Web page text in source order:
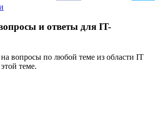
и ответы для IT-
вопросы по любой теме из области IT
теме.